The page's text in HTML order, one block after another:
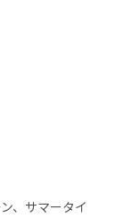
、サマータイ